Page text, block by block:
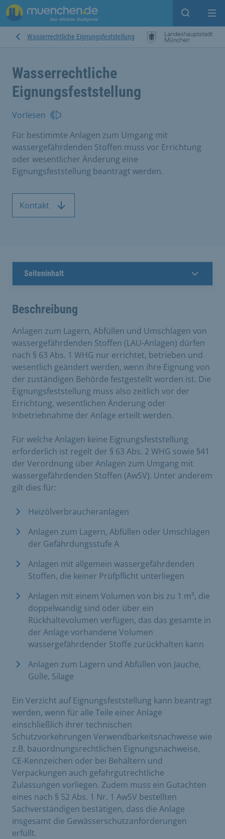
Suche
Wasserrechtliche Eignungsfeststellung
Wasserrechtliche
Eignungsfeststellung
Vorlesen
Für bestimmte Anlagen zum Umgang mit
wassergefährdenden Stoffen muss vor Errichtung
oder wesentlicher Änderung eine
Eignungsfeststellung beantragt werden.
Kontakt
Seiteninhalt
Beschreibung
Anlagen zum Lagern, Abfüllen und Umschlagen von
wassergefährdenden Stoffen (LAU-Anlagen) dürfen
nach § 63 Abs. 1 WHG nur errichtet, betrieben und
wesentlich geändert werden, wenn ihre Eignung von
der zuständigen Behörde festgestellt worden ist. Die
Eignungsfeststellung muss also zeitlich vor der
Errichtung, wesentlichen Änderung oder
Inbetriebnahme der Anlage erteilt werden.
Für welche Anlagen keine Eignungsfeststellung
erforderlich ist regelt der § 63 Abs. 2 WHG sowie §41
der Verordnung über Anlagen zum Umgang mit
wassergefährdenden Stoffen (AwSV). Unter anderem
gilt dies für:
Heizölverbraucheranlagen
Anlagen zum Lagern, Abfüllen oder Umschlagen
der Gefährdungsstufe A
Anlagen mit allgemein wassergefährdenden
Stoffen, die keiner Prüfpflicht unterliegen
Anlagen mit einem Volumen von bis zu 1 m³, die
doppelwandig sind oder über ein
Rückhaltevolumen verfügen, das das gesamte in
der Anlage vorhandene Volumen
wassergefährdender Stoffe zurückhalten kann
Anlagen zum Lagern und Abfüllen von Jauche,
Gülle, Silage
Ein Verzicht auf Eignungsfeststellung kann beantragt
werden, wenn für alle Teile einer Anlage
einschließlich ihrer technischen
Schutzvorkehrungen Verwendbarkeitsnachweise wie
z.B. bauordnungsrechtlichen Eignungsnachweise,
CE-Kennzeichen oder bei Behältern und
Verpackungen auch gefahrgutrechtliche
Zulassungen vorliegen. Zudem muss ein Gutachten
eines nach § 52 Abs. 1 Nr. 1 AwSV bestellten
Sachverständigen bestätigen, dass die Anlage
insgesamt die Gewässerschutzanforderungen
erfüllt.